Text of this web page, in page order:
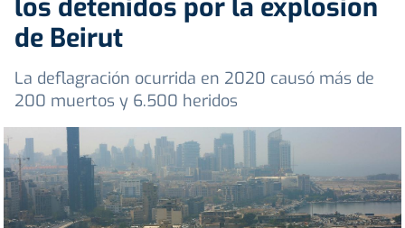
los detenidos por la explosión
de Beirut
La deflagración ocurrida en 2020 causó más de
200 muertos y 6.500 heridos